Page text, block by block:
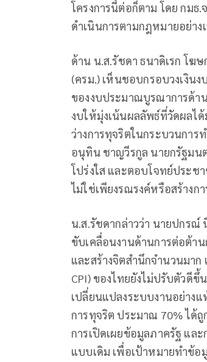
โครงการนี้ต่อก็ตาม โดย กมธ
ดำเนินการตามกฎหมายอย่าง
ด้าน น.ส.รัชดา ธนาดิเรก โฆ
(ครม.) เห็นชอบกรอบวงเงิน
ของงบประมาณบูรณาการด้า
งบให้มุ่งเน้นผลลัพธ์ที่วัดผลไ
ว่างการทุจริตในกระบวนการ
อนุทิน ชาญวีรกูล นายกรัฐมน
โปร่งใส และตอบโจทย์ประช
ไม่ใช่เพียงรณรงค์หรือสร้างก
น.ส.รัชดากล่าวว่า นายปกร
ขับเคลื่อนงานด้านการต่อต้า
และสร้างจิตสำนึกจำนวนมา
CPI) ของไทยยังไม่ปรับตัวดีขึ้
เปลี่ยนแปลงระบบงานอย่าง
การทุจริต ประมาณ 70% ได้
การเปิดเผยข้อมูลภาครัฐ แล
แบบเดิม เพื่อเป้าหมายทำข้